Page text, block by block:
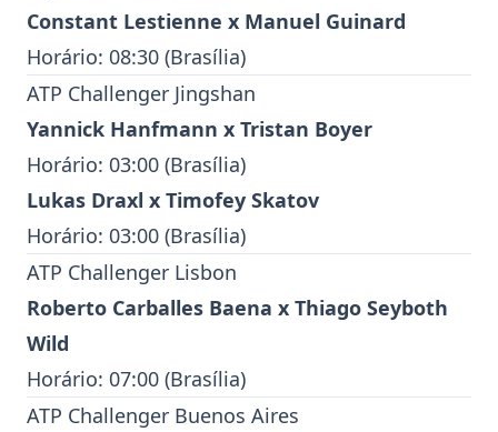
Constant Lestienne x Manuel Guinard
Horário: 08:30 (Brasília)
ATP Challenger Jingshan
Yannick Hanfmann x Tristan Boyer
Horário: 03:00 (Brasília)
Lukas Draxl x Timofey Skatov
Horário: 03:00 (Brasília)
ATP Challenger Lisbon
Roberto Carballes Baena x Thiago Seyboth
Wild
Horário: 07:00 (Brasília)
ATP Challenger Buenos Aires